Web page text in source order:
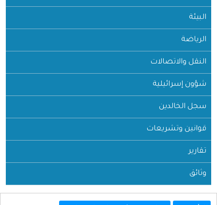
البيئة
الرياضة
النقل والاتصالات
شؤون إسرائيلية
سجل الخالدين
قوانين وتشريعات
تقارير
وثائق